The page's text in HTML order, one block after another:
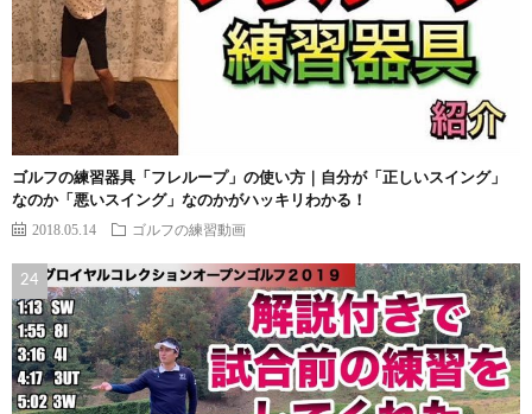
ゴルフの練習器具「フレループ」の使い方｜自分が「正しいスイング」
なのか「悪いスイング」なのかがハッキリわかる！
2018.05.14 ゴルフの練習動画